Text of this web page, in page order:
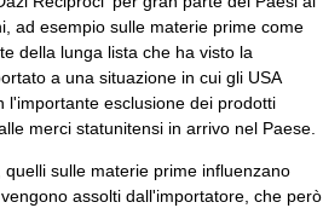
ad esempio sulle materie prime come
della lunga lista che ha visto la
a una situazione in cui gli USA
l'importante esclusione dei prodotti
merci statunitensi in arrivo nel Paese.
sulle materie prime influenzano
assolti dall'importatore, che però